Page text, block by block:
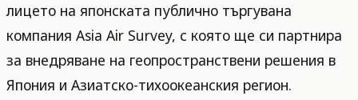
лицето на японската публично търгувана
компания Asia Air Survey, с която ще си партнира
за внедряване на геопространствени решения в
Япония и Азиатско-тихоокеанския регион.